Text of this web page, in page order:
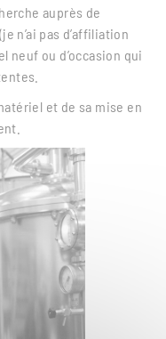
auprès de
n’ai pas d’affiliation
neuf ou d’occasion qui
et de sa mise en